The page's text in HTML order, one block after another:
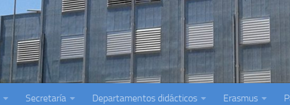
Secretaría Departamentos didácticos Erasmus